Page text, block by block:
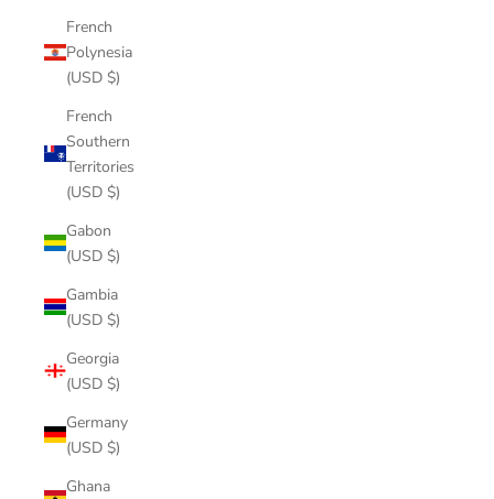
French
Polynesia
(USD $)
French
Southern
Territories
(USD $)
Gabon
(USD $)
Gambia
(USD $)
Georgia
(USD $)
Germany
(USD $)
Ghana